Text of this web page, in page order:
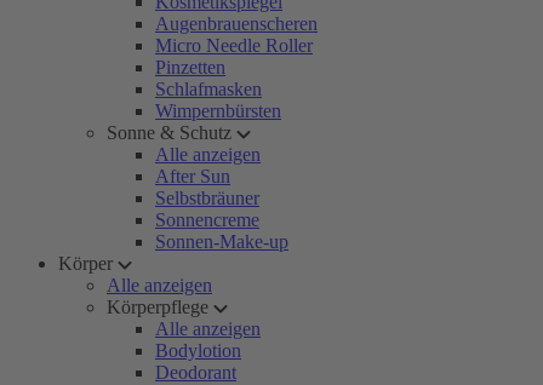
Augenbrauenscheren
Micro Needle Roller
Pinzetten
Schlafmasken
Wimpernbürsten
Sonne & Schutz
Alle anzeigen
After Sun
Selbstbräuner
Sonnencreme
Sonnen-Make-up
Körper
Alle anzeigen
Körperpflege
Alle anzeigen
Bodylotion
Deodorant